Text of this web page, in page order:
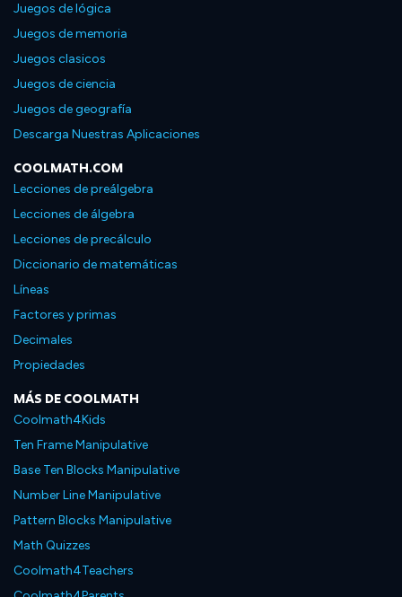
Juegos de lógica
Juegos de memoria
Juegos clasicos
Juegos de ciencia
Juegos de geografía
Descarga Nuestras Aplicaciones
COOLMATH.COM
Lecciones de preálgebra
Lecciones de álgebra
Lecciones de precálculo
Diccionario de matemáticas
Líneas
Factores y primas
Decimales
Propiedades
MÁS DE COOLMATH
Coolmath4Kids
Ten Frame Manipulative
Base Ten Blocks Manipulative
Number Line Manipulative
Pattern Blocks Manipulative
Math Quizzes
Coolmath4Teachers